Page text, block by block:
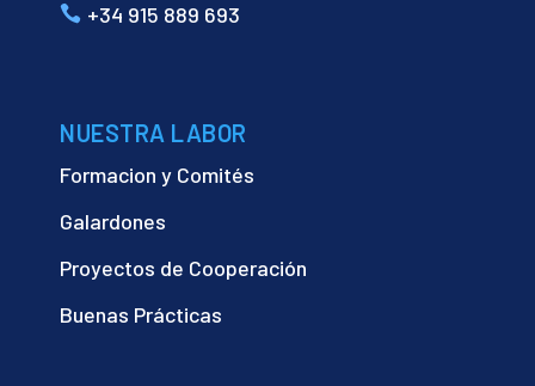
+34 915 889 693
NUESTRA LABOR
Formacion y Comités
Galardones
Proyectos de Cooperación
Buenas Prácticas